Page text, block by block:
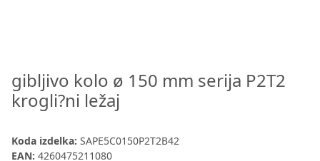
gibljivo kolo ø 150 mm serija P2T2
krogli?ni ležaj
Koda izdelka: SAPE5C0150P2T2B42
EAN: 4260475211080